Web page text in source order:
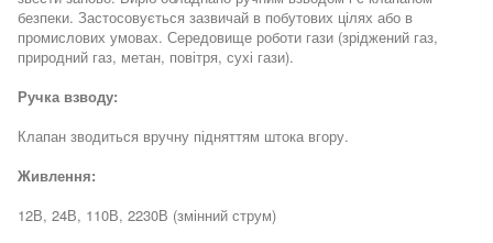
безпеки. Застосовується зазвичай в побутових цілях або в
промислових умовах. Середовище роботи гази (зріджений газ,
природний газ, метан, повітря, сухі гази).
Ручка взводу:
Клапан зводиться вручну підняттям штока вгору.
Живлення:
12В, 24В, 110В, 2230В (змінний струм)